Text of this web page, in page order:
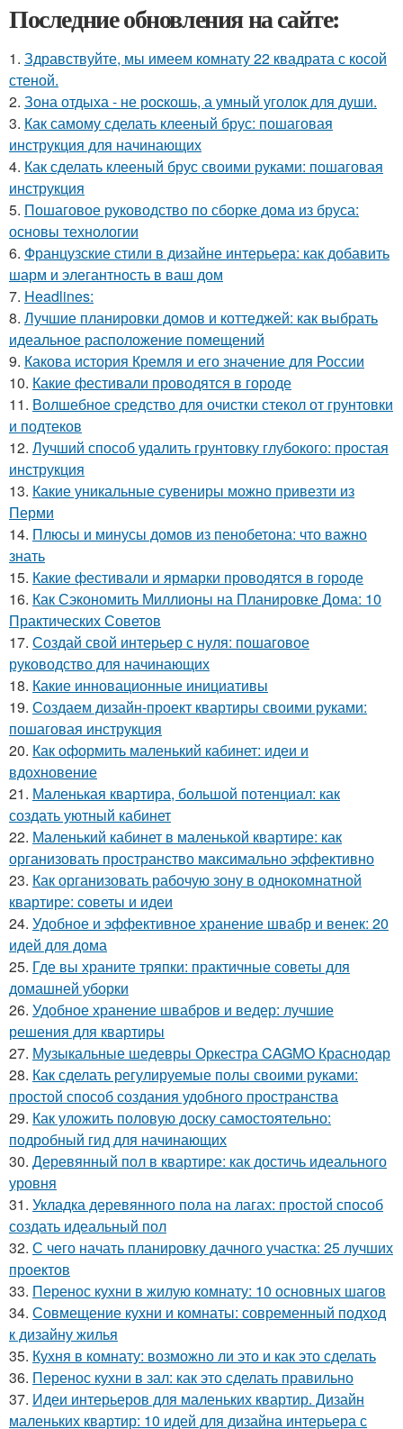
Последние обновления на сайте:
1. Здравствуйте, мы имеем комнату 22 квадрата с косой
стеной.
2. Зона отдыха - не роcкошь, а умный уголок для души.
3. Как самому сделать клееный брус: пошаговая
инструкция для начинающих
4. Как сделать клееный брус своими руками: пошаговая
инструкция
5. Пошаговое руководство по сборке дома из бруса:
основы технологии
6. Французские стили в дизайне интерьера: как добавить
шарм и элегантность в ваш дом
7. Headlines:
8. Лучшие планировки домов и коттеджей: как выбрать
идеальное расположение помещений
9. Какова история Кремля и его значение для России
10. Какие фестивали проводятся в городе
11. Волшебное средство для очистки стекол от грунтовки
и подтеков
12. Лучший способ удалить грунтовку глубокого: простая
инструкция
13. Какие уникальные сувениры можно привезти из
Перми
14. Плюсы и минусы домов из пенобетона: что важно
знать
15. Какие фестивали и ярмарки проводятся в городе
16. Как Сэкономить Миллионы на Планировке Дома: 10
Практических Советов
17. Создай свой интерьер с нуля: пошаговое
руководство для начинающих
18. Какие инновационные инициативы
19. Создаем дизайн-проект квартиры своими руками:
пошаговая инструкция
20. Как оформить маленький кабинет: идеи и
вдохновение
21. Маленькая квартира, большой потенциал: как
создать уютный кабинет
22. Маленький кабинет в маленькой квартире: как
организовать пространство максимально эффективно
23. Как организовать рабочую зону в однокомнатной
квартире: советы и идеи
24. Удобное и эффективное хранение швабр и венек: 20
идей для дома
25. Где вы храните тряпки: практичные советы для
домашней уборки
26. Удобное хранение швабров и ведер: лучшие
решения для квартиры
27. Музыкальные шедевры Оркестра CAGMO Краснодар
28. Как сделать регулируемые полы своими руками:
простой способ создания удобного пространства
29. Как уложить половую доску самостоятельно:
подробный гид для начинающих
30. Деревянный пол в квартире: как достичь идеального
уровня
31. Укладка деревянного пола на лагах: простой способ
создать идеальный пол
32. С чего начать планировку дачного участка: 25 лучших
проектов
33. Перенос кухни в жилую комнату: 10 основных шагов
34. Совмещение кухни и комнаты: современный подход
к дизайну жилья
35. Кухня в комнату: возможно ли это и как это сделать
36. Перенос кухни в зал: как это сделать правильно
37. Идеи интерьеров для маленьких квартир. Дизайн
маленьких квартир: 10 идей для дизайна интерьера с